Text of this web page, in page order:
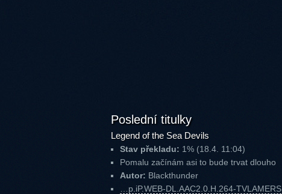
Poslední titulky
Legend of the Sea Devils
Stav překladu: 1% (18.4. 11:04)
Pomalu začínám asi to bude trvat dlouho
Autor: Blackthunder
…p.iP.WEB-DL.AAC2.0.H.264-TVLAMERS